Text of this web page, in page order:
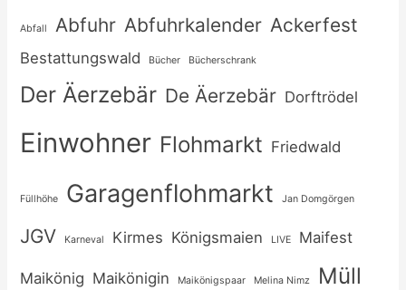
Abfall Abfuhr Abfuhrkalender Ackerfest
Bestattungswald Bücher Bücherschrank
Der Äerzebär De Äerzebär Dorftrödel
Einwohner Flohmarkt Friedwald
Füllhöhe Garagenflohmarkt Jan Domgörgen
JGV Karneval Kirmes Königsmaien LIVE Maifest
Maikönig Maikönigin Maikönigspaar Melina Nimz Müll